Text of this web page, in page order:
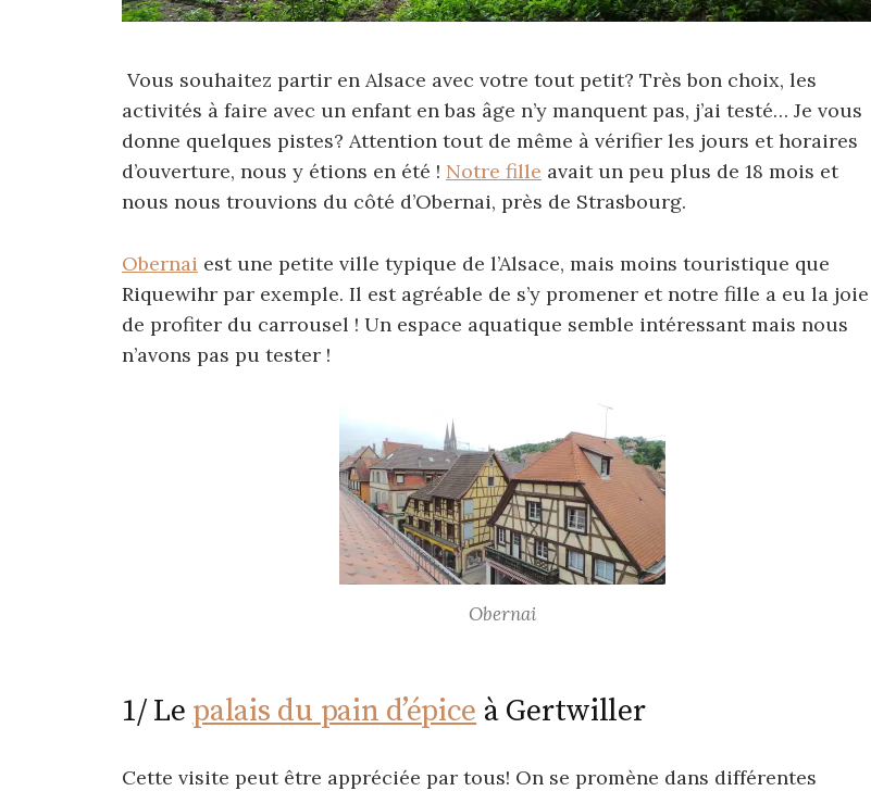
Vous souhaitez partir en Alsace avec votre tout petit? Très bon choix, les
activités à faire avec un enfant en bas âge n’y manquent pas, j’ai testé… Je vous
donne quelques pistes? Attention tout de même à vérifier les jours et horaires
d’ouverture, nous y étions en été ! Notre fille avait un peu plus de 18 mois et
nous nous trouvions du côté d’Obernai, près de Strasbourg.
Obernai est une petite ville typique de l’Alsace, mais moins touristique que
Riquewihr par exemple. Il est agréable de s’y promener et notre fille a eu la joie
de profiter du carrousel ! Un espace aquatique semble intéressant mais nous
n’avons pas pu tester !
Obernai
1/ Le palais du pain d’épice à Gertwiller
Cette visite peut être appréciée par tous! On se promène dans différentes